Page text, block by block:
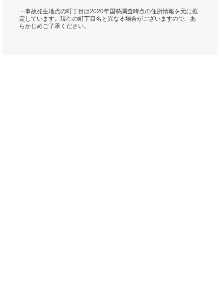
・事故発生地点の町丁目は2020年国勢調査時点の住所情報を元に推
定しています。現在の町丁目名と異なる場合がございますので、あ
らかじめご了承ください。